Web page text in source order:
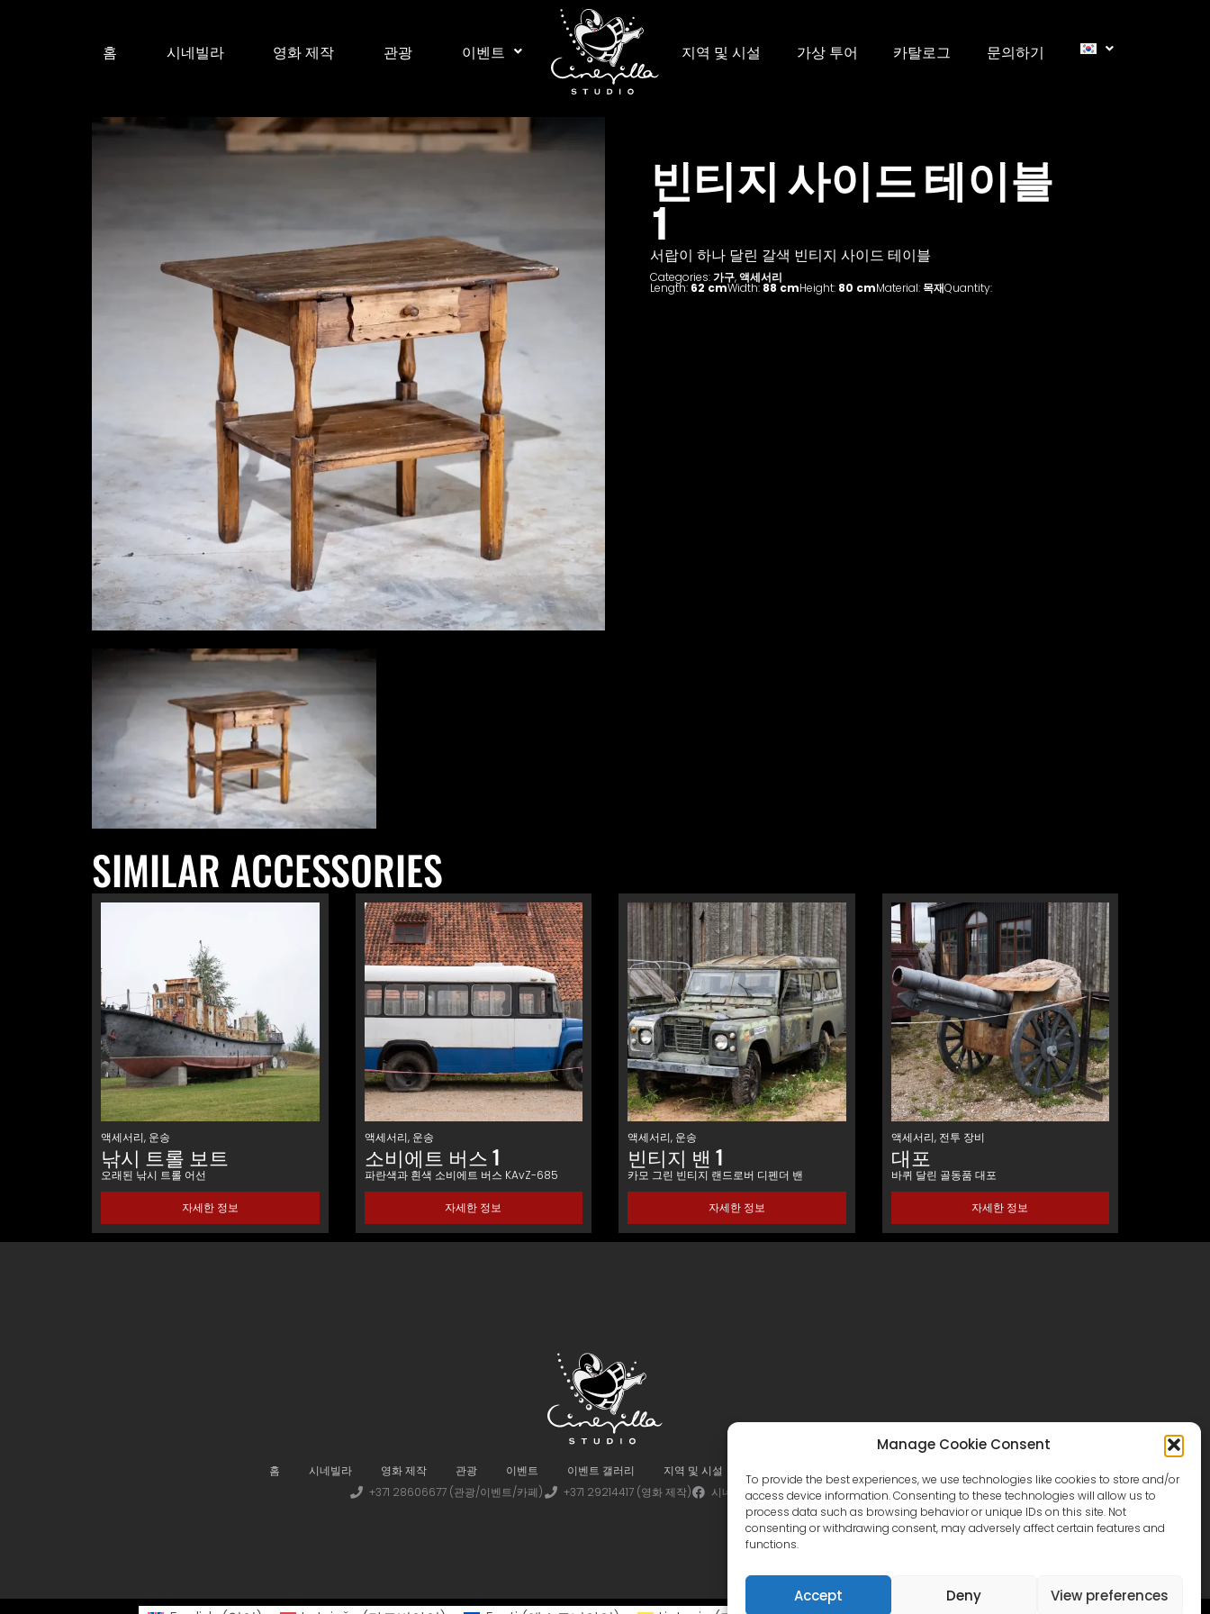
Manage Cookie Consent
To provide the best experiences, we use technologies like cookies to store and/or
access device information. Consenting to these technologies will allow us to
process data such as browsing behavior or unique IDs on this site. Not
consenting or withdrawing consent, may adversely affect certain features and
functions.
Accept Deny View preferences
홈 시네빌라 영화 제작 관광 이벤트 지역 및 시설 가상 투어 카탈로그 문의하기
빈티지 사이드 테이블
1
서랍이 하나 달린 갈색 빈티지 사이드 테이블
Categories:가구,액세서리
Length: 62 cmWidth: 88 cmHeight: 80 cmMaterial:목재Quantity:
SIMILAR ACCESSORIES
액세서리, 운송
낚시 트롤 보트
오래된 낚시 트롤 어선
자세한 정보
액세서리, 운송
소비에트 버스 1
파란색과 흰색 소비에트 버스 KAvZ-685
자세한 정보
액세서리, 운송
빈티지 밴 1
카모 그린 빈티지 랜드로버 디펜더 밴
자세한 정보
액세서리, 전투 장비
대포
바퀴 달린 골동품 대포
자세한 정보
홈 시네빌라 영화 제작 관광 이벤트 이벤트 갤러리 지역 및 시설
+371 28606677 (관광/이벤트/카페)
+371 29214417 (영화 제작) 시네빌라 시네빌라스튜디오